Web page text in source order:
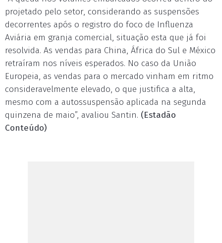
projetado pelo setor, considerando as suspensões
decorrentes após o registro do foco de Influenza
Aviária em granja comercial, situação esta que já foi
resolvida. As vendas para China, África do Sul e México
retraíram nos níveis esperados. No caso da União
Europeia, as vendas para o mercado vinham em ritmo
consideravelmente elevado, o que justifica a alta,
mesmo com a autossuspensão aplicada na segunda
quinzena de maio”, avaliou Santin. (Estadão
Conteúdo)